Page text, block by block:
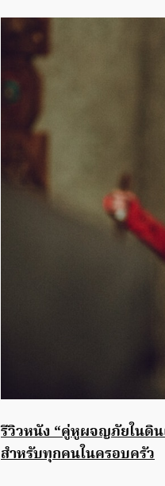
รีวิวหนัง“คู่หูผจญภัยในดิน
สำหรับทุกคนในครอบครัว